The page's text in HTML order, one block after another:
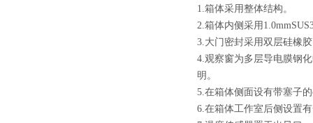
1.箱体采用整体结构。
2.箱体内侧采用
3.大门密封采用双层硅橡
4.观察窗为多层导电膜钢
明。
5.在箱体侧面设有带塞子
6.在箱体工作室后侧设置